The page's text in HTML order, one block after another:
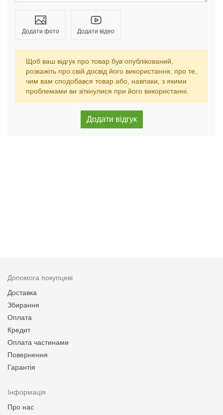
Додати фото Додати відео
Щоб ваш відгук про товар був опублікований,
розкажіть про свій досвід його використання, про те,
чим вам сподобався товар або, навпаки, з якими
проблемами ви зіткнулися при його використанні.
Допомога покупцеві
Доставка
Збирання
Оплата
Кредит
Оплата частинами
Повернення
Гарантія
Інформація
Про нас